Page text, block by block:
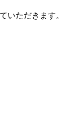
いただきます。